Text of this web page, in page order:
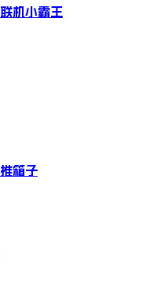
联机小霸王
推箱子